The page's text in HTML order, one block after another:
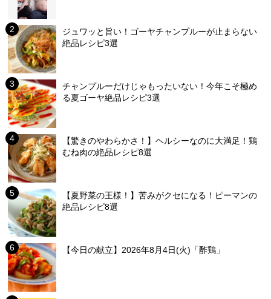
ジュワッと旨い！ゴーヤチャンプルーが止まらない
絶品レシピ3選
チャンプルーだけじゃもったいない！今年こそ極め
る夏ゴーヤ絶品レシピ3選
【驚きのやわらかさ！】ヘルシーなのに大満足！鶏
むね肉の絶品レシピ8選
【夏野菜の王様！】苦みがクセになる！ピーマンの
絶品レシピ8選
【今日の献立】2026年8月4日(火)「酢鶏」